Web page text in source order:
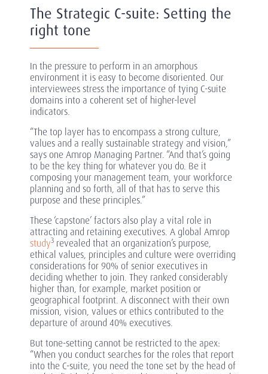
The Strategic C-suite: Setting the
right tone
In the pressure to perform in an amorphous
environment it is easy to become disoriented. Our
interviewees stress the importance of tying C-suite
domains into a coherent set of higher-level
indicators.
“The top layer has to encompass a strong culture,
values and a really sustainable strategy and vision,”
says one Amrop Managing Partner. “And that’s going
to be the key thing for whatever you do. Be it
composing your management team, your workforce
planning and so forth, all of that has to serve this
purpose and these principles.”
These ‘capstone’ factors also play a vital role in
attracting and retaining executives. A global Amrop
study3 revealed that an organization’s purpose,
ethical values, principles and culture were overriding
considerations for 90% of senior executives in
deciding whether to join. They ranked considerably
higher than, for example, market position or
geographical footprint. A disconnect with their own
mission, vision, values or ethics contributed to the
departure of around 40% executives.
But tone-setting cannot be restricted to the apex:
“When you conduct searches for the roles that report
into the C-suite, you need the tone set by the head of